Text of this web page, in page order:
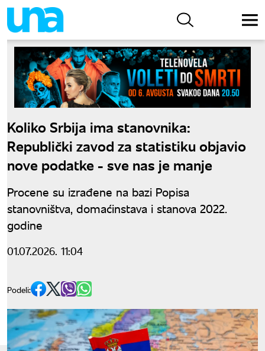
Koliko Srbija ima stanovnika:
Republički zavod za statistiku objavio
nove podatke - sve nas je manje
Procene su izrađene na bazi Popisa
stanovništva, domaćinstava i stanova 2022.
godine
01.07.2026. 11:04
Podeli: